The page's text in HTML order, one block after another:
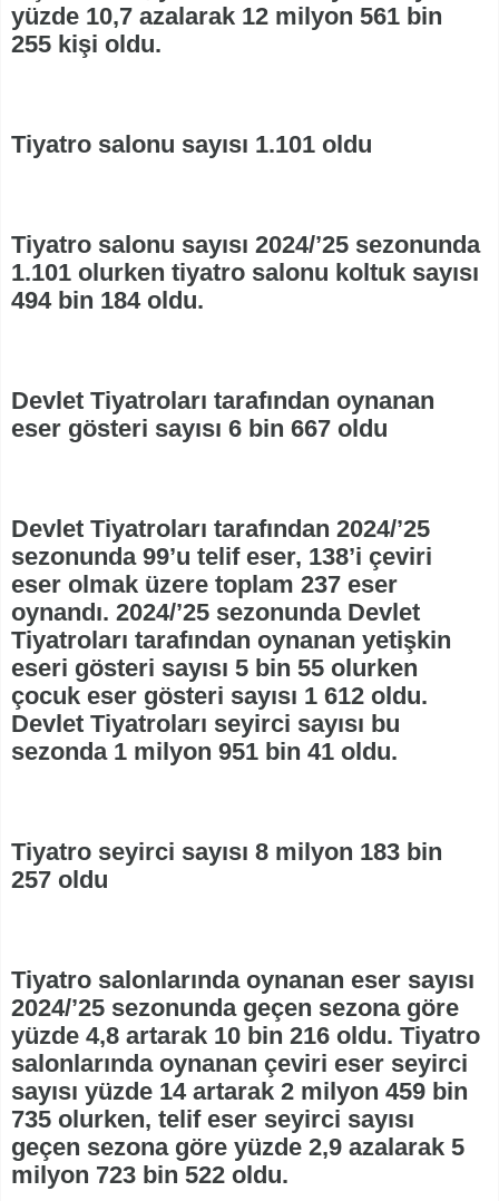
yüzde 10,7 azalarak 12 milyon 561 bin
255 kişi oldu.
Tiyatro salonu sayısı 1.101 oldu
Tiyatro salonu sayısı 2024/’25 sezonunda
1.101 olurken tiyatro salonu koltuk sayısı
494 bin 184 oldu.
Devlet Tiyatroları tarafından oynanan
eser gösteri sayısı 6 bin 667 oldu
Devlet Tiyatroları tarafından 2024/’25
sezonunda 99’u telif eser, 138’i çeviri
eser olmak üzere toplam 237 eser
oynandı. 2024/’25 sezonunda Devlet
Tiyatroları tarafından oynanan yetişkin
eseri gösteri sayısı 5 bin 55 olurken
çocuk eser gösteri sayısı 1 612 oldu.
Devlet Tiyatroları seyirci sayısı bu
sezonda 1 milyon 951 bin 41 oldu.
Tiyatro seyirci sayısı 8 milyon 183 bin
257 oldu
Tiyatro salonlarında oynanan eser sayısı
2024/’25 sezonunda geçen sezona göre
yüzde 4,8 artarak 10 bin 216 oldu. Tiyatro
salonlarında oynanan çeviri eser seyirci
sayısı yüzde 14 artarak 2 milyon 459 bin
735 olurken, telif eser seyirci sayısı
geçen sezona göre yüzde 2,9 azalarak 5
milyon 723 bin 522 oldu.